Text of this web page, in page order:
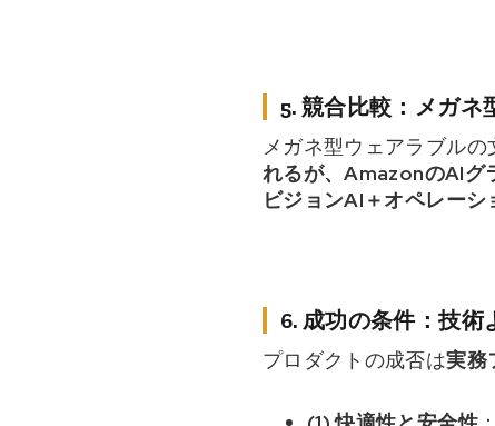
5. 競合比較：メガネ
メガネ型ウェアラブルの
れるが、AmazonのAIグ
ビジョンAI＋オペレーシ
6. 成功の条件：技術
プロダクトの成否は実務